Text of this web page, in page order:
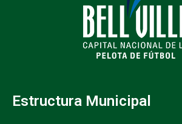
Estructura Municipal